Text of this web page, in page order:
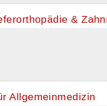
&
Allgemeinmedizin